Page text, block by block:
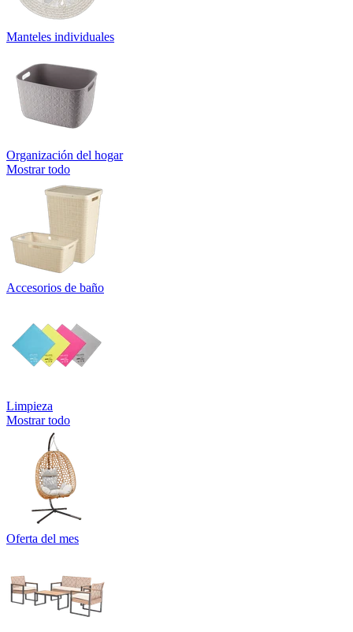
Manteles individuales
Organización del hogar
Mostrar todo
Accesorios de baño
Limpieza
Mostrar todo
Oferta del mes